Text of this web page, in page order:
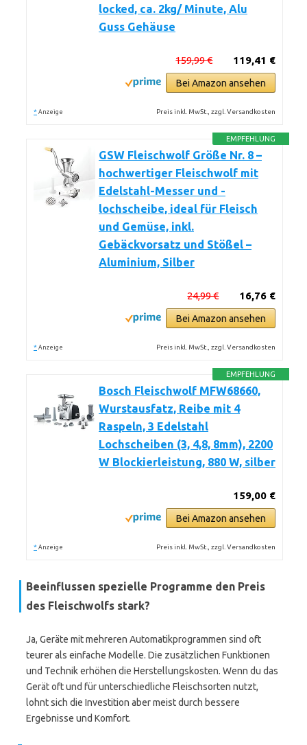
locked, ca. 2kg/ Minute, Alu
Guss Gehäuse
119,41 €
159,99 €
Bei Amazon ansehen
* Anzeige Preis inkl. MwSt., zzgl. Versandkosten
EMPFEHLUNG
GSW Fleischwolf Größe Nr. 8 –
hochwertiger Fleischwolf mit
Edelstahl-Messer und -
lochscheibe, ideal für Fleisch
und Gemüse, inkl.
Gebäckvorsatz und Stößel –
Aluminium, Silber
16,76 €
24,99 €
Bei Amazon ansehen
* Anzeige Preis inkl. MwSt., zzgl. Versandkosten
EMPFEHLUNG
Bosch Fleischwolf MFW68660,
Wurstausfatz, Reibe mit 4
Raspeln, 3 Edelstahl
Lochscheiben (3, 4,8, 8mm), 2200
W Blockierleistung, 880 W, silber
159,00 €
Bei Amazon ansehen
* Anzeige Preis inkl. MwSt., zzgl. Versandkosten
Beeinflussen spezielle Programme den Preis
des Fleischwolfs stark?
Ja, Geräte mit mehreren Automatikprogrammen sind oft
teurer als einfache Modelle. Die zusätzlichen Funktionen
und Technik erhöhen die Herstellungskosten. Wenn du das
Gerät oft und für unterschiedliche Fleischsorten nutzt,
lohnt sich die Investition aber meist durch bessere
Ergebnisse und Komfort.